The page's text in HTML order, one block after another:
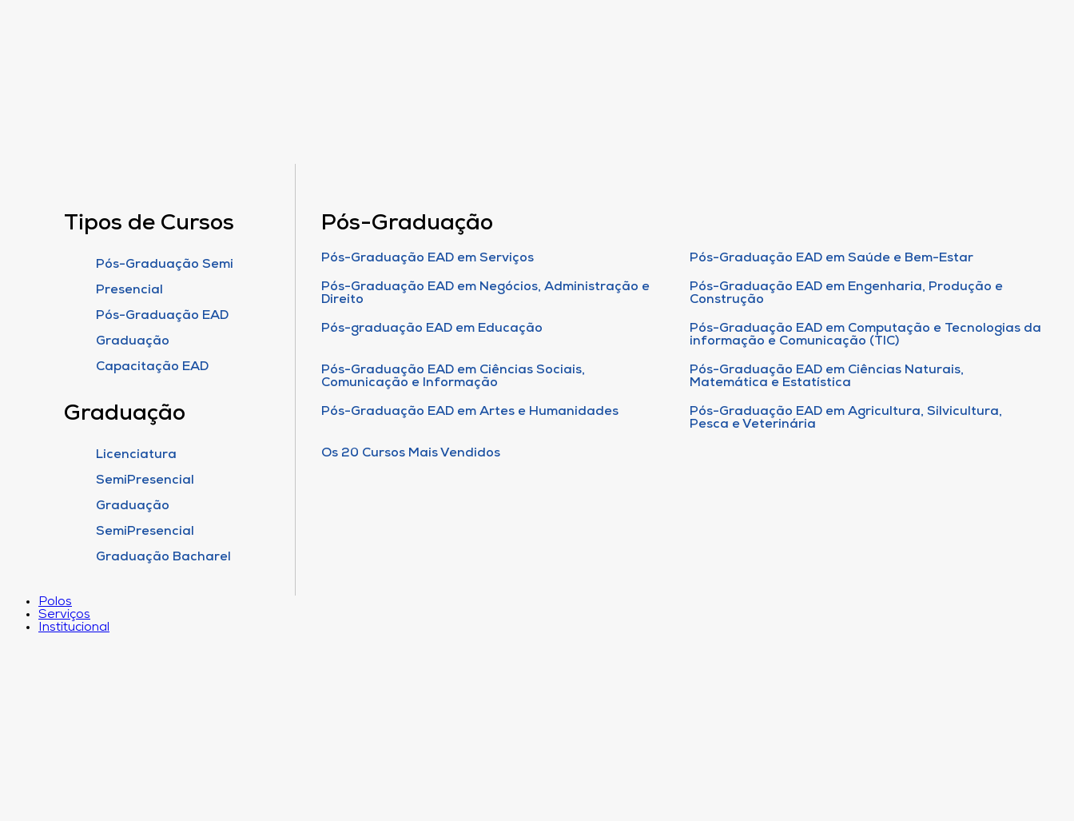
Tipos de Cursos
Pós-Graduação Semi
Presencial
Pós-Graduação EAD
Graduação
Capacitação EAD
Graduação
Licenciatura
SemiPresencial
Graduação
SemiPresencial
Graduação Bacharel
Pós-Graduação
Pós-Graduação EAD em Serviços Pós-Graduação EAD em Saúde e Bem-Estar
Pós-Graduação EAD em Negócios, Administração e
Direito
Pós-Graduação EAD em Engenharia, Produção e
Construção
Pós-graduação EAD em Educação
Pós-Graduação EAD em Computação e Tecnologias da
informação e Comunicação (TIC)
Pós-Graduação EAD em Ciências Sociais,
Comunicação e Informação
Pós-Graduação EAD em Ciências Naturais,
Matemática e Estatística
Pós-Graduação EAD em Artes e Humanidades
Pós-Graduação EAD em Agricultura, Silvicultura,
Pesca e Veterinária
Os 20 Cursos Mais Vendidos
Polos
Serviços
Institucional